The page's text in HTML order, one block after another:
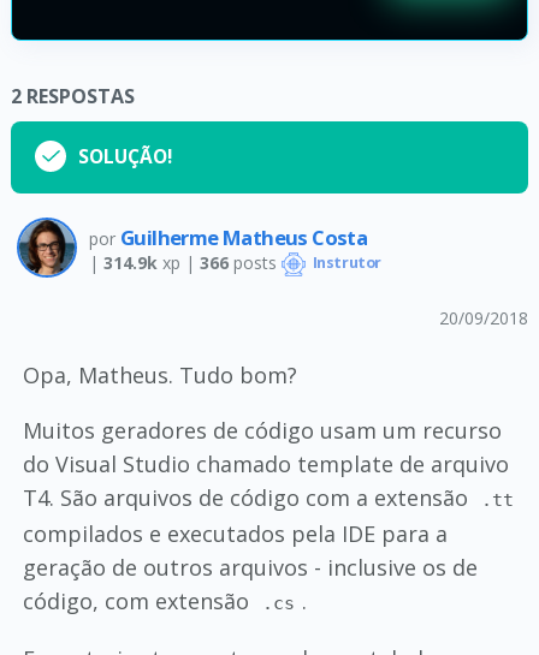
2 RESPOSTAS
SOLUÇÃO!
por Guilherme Matheus Costa
| 314.9k xp | 366posts Instrutor
20/09/2018
Opa, Matheus. Tudo bom?
Muitos geradores de código usam um recurso
do Visual Studio chamado template de arquivo
T4. São arquivos de código com a extensão
.tt
compilados e executados pela IDE para a
geração de outros arquivos - inclusive os de
código, com extensão
.cs .